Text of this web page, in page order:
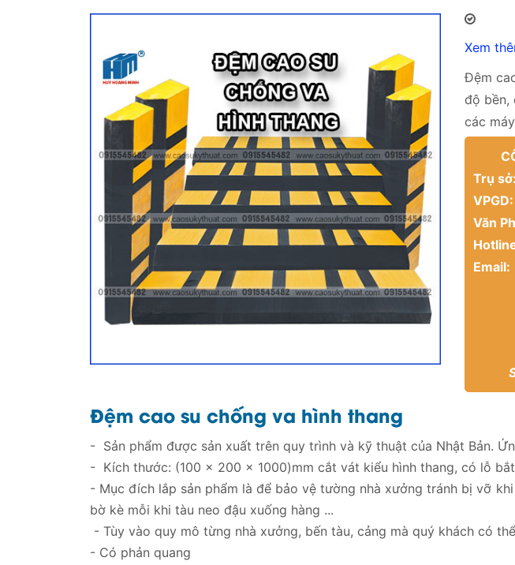
Xem
Đệm
độ bền,
các
Trụ sở:
VPGD:
Văn
Email:
Đệm cao su chống va hình thang
- Sản phẩm được sản xuất trên quy trình và kỹ thuật của Nhật Bản.
- Kích thước: (100 x 200 x 1000)mm cắt vát kiểu hình thang, có lỗ bắt
- Mục đích lắp sản phẩm là để bảo vệ tường nhà xưởng tránh bị vỡ
bờ kè mỗi khi tàu neo đậu xuống hàng ...
- Tùy vào quy mô từng nhà xưởng, bến tàu, cảng mà quý khách có
- Có phản quang